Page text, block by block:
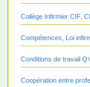
Collège Infirmier CIF,
Compétences, Loi
Conditions de travail
Coopération entre